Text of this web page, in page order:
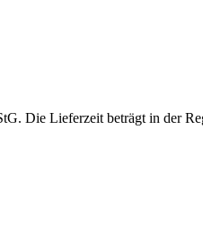
Die Lieferzeit beträgt in der